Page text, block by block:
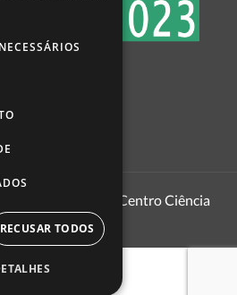
do Conhecimento | Centro Ciência
RECUSAR TODOS